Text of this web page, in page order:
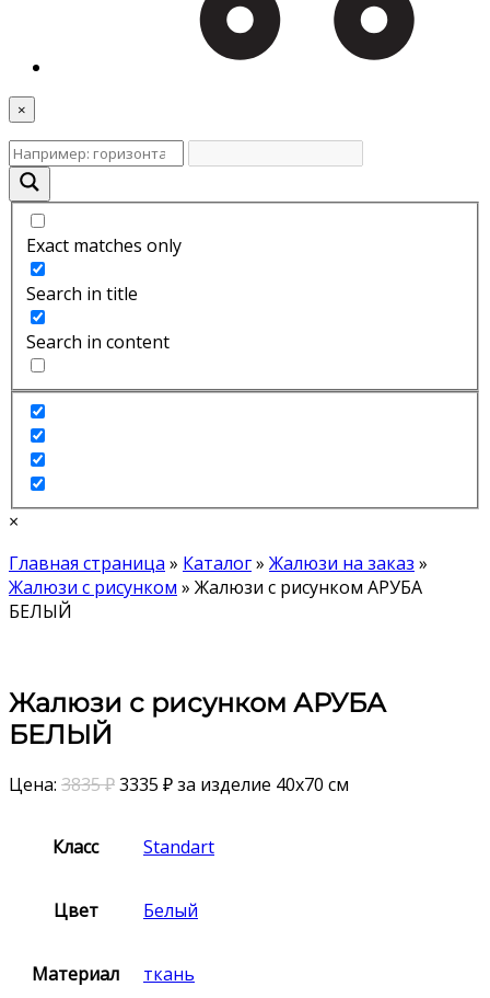
×
Exact matches only
Search in title
Search in content
×
Главная страница » Каталог» Жалюзи на заказ »
Жалюзи с рисунком » Жалюзи с рисунком АРУБА
БЕЛЫЙ
Жалюзи с рисунком АРУБА
БЕЛЫЙ
Цена: 3835 ₽3335 ₽за изделие 40х70 см
Класс Standart
Цвет Белый
Материал ткань